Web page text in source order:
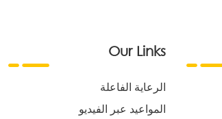
Our Links
الرعاية الفاعلة
المواعيد عبر الفيديو